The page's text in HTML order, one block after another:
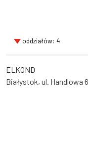
oddziałów: 4
ELKOND
Białystok, ul. Handlowa